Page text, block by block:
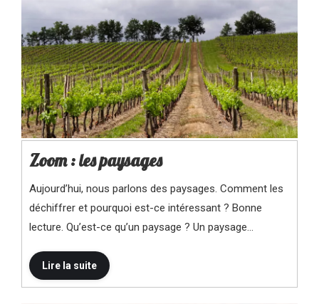
Zoom : les paysages
Aujourd’hui, nous parlons des paysages. Comment les
déchiffrer et pourquoi est-ce intéressant ? Bonne
lecture. Qu’est-ce qu’un paysage ? Un paysage…